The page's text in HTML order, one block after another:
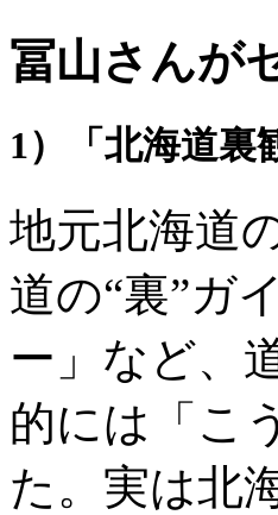
冨山さんが
1）「北海道裏
地元北海道
道の“裏”ガ
ー」など、
的には「こ
た。実は北